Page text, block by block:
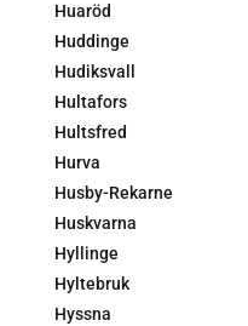
Huaröd
Huddinge
Hudiksvall
Hultafors
Hultsfred
Hurva
Husby-Rekarne
Huskvarna
Hyllinge
Hyltebruk
Hyssna